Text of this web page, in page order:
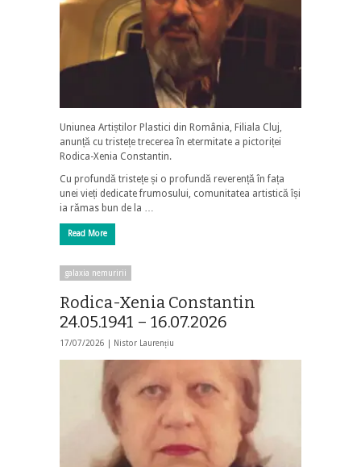
Uniunea Artiștilor Plastici din România, Filiala Cluj,
anunță cu tristețe trecerea în etermitate a pictoriței
Rodica-Xenia Constantin.
Cu profundă tristețe și o profundă reverență în fața
unei vieți dedicate frumosului, comunitatea artistică își
ia rămas bun de la …
Read More
galaxia nemuririi
Rodica-Xenia Constantin
24.05.1941 – 16.07.2026
17/07/2026 | Nistor Laurențiu